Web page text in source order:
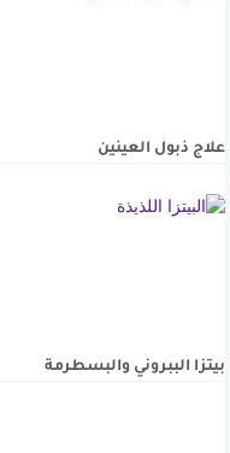
علاج ذبول العينين
بيتزا الببروني والبسطرمة